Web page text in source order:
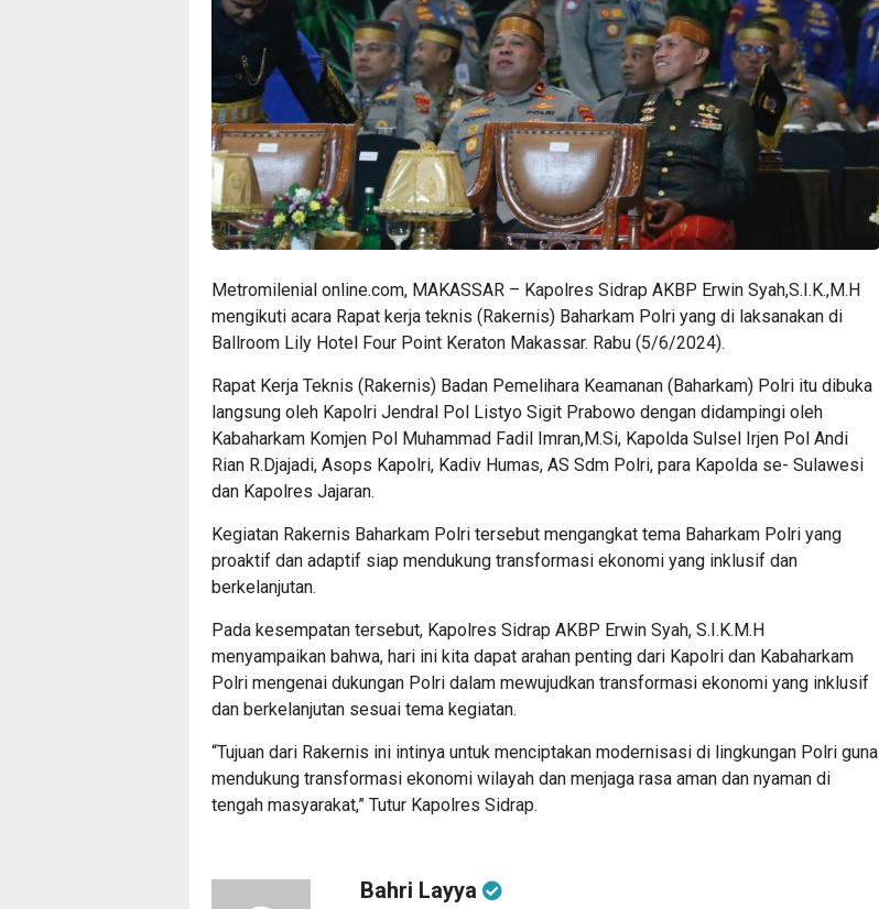
Metromilenial online.com, MAKASSAR – Kapolres Sidrap AKBP Erwin Syah,S.I.K.,M.H
mengikuti acara Rapat kerja teknis (Rakernis) Baharkam Polri yang di laksanakan di
Ballroom Lily Hotel Four Point Keraton Makassar. Rabu (5/6/2024).
Rapat Kerja Teknis (Rakernis) Badan Pemelihara Keamanan (Baharkam) Polri itu dibuka
langsung oleh Kapolri Jendral Pol Listyo Sigit Prabowo dengan didampingi oleh
Kabaharkam Komjen Pol Muhammad Fadil Imran,M.Si, Kapolda Sulsel Irjen Pol Andi
Rian R.Djajadi, Asops Kapolri, Kadiv Humas, AS Sdm Polri, para Kapolda se- Sulawesi
dan Kapolres Jajaran.
Kegiatan Rakernis Baharkam Polri tersebut mengangkat tema Baharkam Polri yang
proaktif dan adaptif siap mendukung transformasi ekonomi yang inklusif dan
berkelanjutan.
Pada kesempatan tersebut, Kapolres Sidrap AKBP Erwin Syah, S.I.K.M.H
menyampaikan bahwa, hari ini kita dapat arahan penting dari Kapolri dan Kabaharkam
Polri mengenai dukungan Polri dalam mewujudkan transformasi ekonomi yang inklusif
dan berkelanjutan sesuai tema kegiatan.
“Tujuan dari Rakernis ini intinya untuk menciptakan modernisasi di lingkungan Polri guna
mendukung transformasi ekonomi wilayah dan menjaga rasa aman dan nyaman di
tengah masyarakat,” Tutur Kapolres Sidrap.
Bahri Layya